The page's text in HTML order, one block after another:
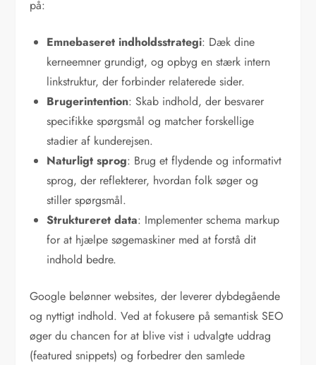
på:
Emnebaseret indholdsstrategi: Dæk dine
kerneemner grundigt, og opbyg en stærk intern
linkstruktur, der forbinder relaterede sider.
Brugerintention: Skab indhold, der besvarer
specifikke spørgsmål og matcher forskellige
stadier af kunderejsen.
Naturligt sprog: Brug et flydende og informativt
sprog, der reflekterer, hvordan folk søger og
stiller spørgsmål.
Struktureret data: Implementer schema markup
for at hjælpe søgemaskiner med at forstå dit
indhold bedre.
Google belønner websites, der leverer dybdegående
og nyttigt indhold. Ved at fokusere på semantisk SEO
øger du chancen for at blive vist i udvalgte uddrag
(featured snippets) og forbedrer den samlede